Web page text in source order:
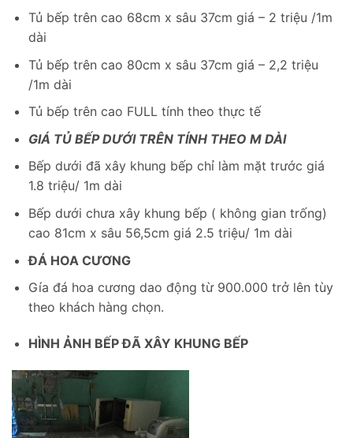
Tủ bếp trên cao 68cm x sâu 37cm giá – 2 triệu /1m
dài
Tủ bếp trên cao 80cm x sâu 37cm giá – 2,2 triệu
/1m dài
Tủ bếp trên cao FULL tính theo thực tế
GIÁ TỦ BẾP DƯỚI TRÊN TÍNH THEO M DÀI
Bếp dưới đã xây khung bếp chỉ làm mặt trước giá
1.8 triệu/ 1m dài
Bếp dưới chưa xây khung bếp ( không gian trống)
cao 81cm x sâu 56,5cm giá 2.5 triệu/ 1m dài
ĐÁ HOA CƯƠNG
Gía đá hoa cương dao động từ 900.000 trở lên tùy
theo khách hàng chọn.
HÌNH ẢNH BẾP ĐÃ XÂY KHUNG BẾP